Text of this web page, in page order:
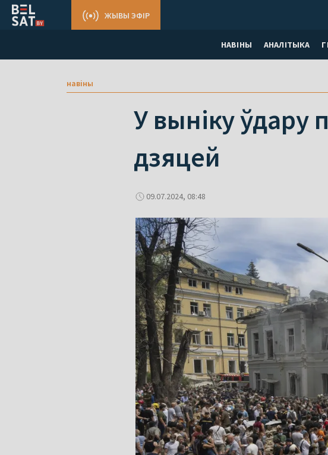
НАВІНЫ АНАЛІТЫКА
ЖЫВЫ ЭФІР
навіны
У выніку ўдару
дзяцей
09.07.2024, 08:48